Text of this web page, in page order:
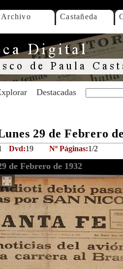
Archivo Castañeda
Destacadas
29 de Febrero
Dvd:19 Nº Páginas:1/2
de Febrero de 1932